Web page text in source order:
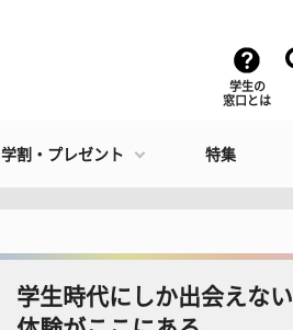
学生の
窓口とは
学割・プレゼント 特集
学生時代にしか出会えない